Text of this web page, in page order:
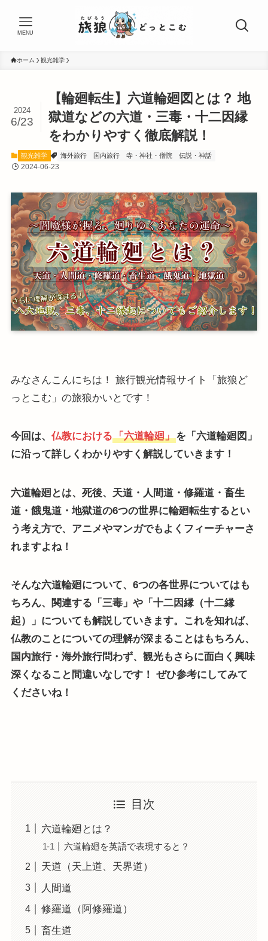
MENU
ホーム 観光雑学
【輪廻転生】六道輪廻図とは？ 地
獄道などの六道・三毒・十二因縁
をわかりやすく徹底解説！
2024
6/23
観光雑学 海外旅行 国内旅行 寺・神社・僧院 伝説・神話
2024-06-23
みなさんこんにちは！ 旅行観光情報サイト「旅狼ど
っとこむ」の旅狼かいとです！
今回は、 仏教における「六道輪廻」を「六道輪廻図」
に沿って詳しくわかりやすく解説していきます！
六道輪廻とは、死後、天道・人間道・修羅道・畜生
道・餓鬼道・地獄道の6つの世界に輪廻転生するとい
う考え方で、アニメやマンガでもよくフィーチャーさ
れますよね！
そんな六道輪廻について、6つの各世界についてはも
ちろん、関連する「三毒」や「十二因縁（十二縁
起）」についても解説していきます。これを知れば、
仏教のことについての理解が深まることはもちろん、
国内旅行・海外旅行問わず、観光もさらに面白く興味
深くなること間違いなしです！ ぜひ参考にしてみて
くださいね！
目次
六道輪廻とは？
六道輪廻を英語で表現すると？
天道（天上道、天界道）
人間道
修羅道（阿修羅道）
畜生道